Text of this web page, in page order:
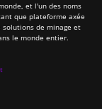
et l'un des noms
que plateforme axée
solutions de minage et
le monde entier.